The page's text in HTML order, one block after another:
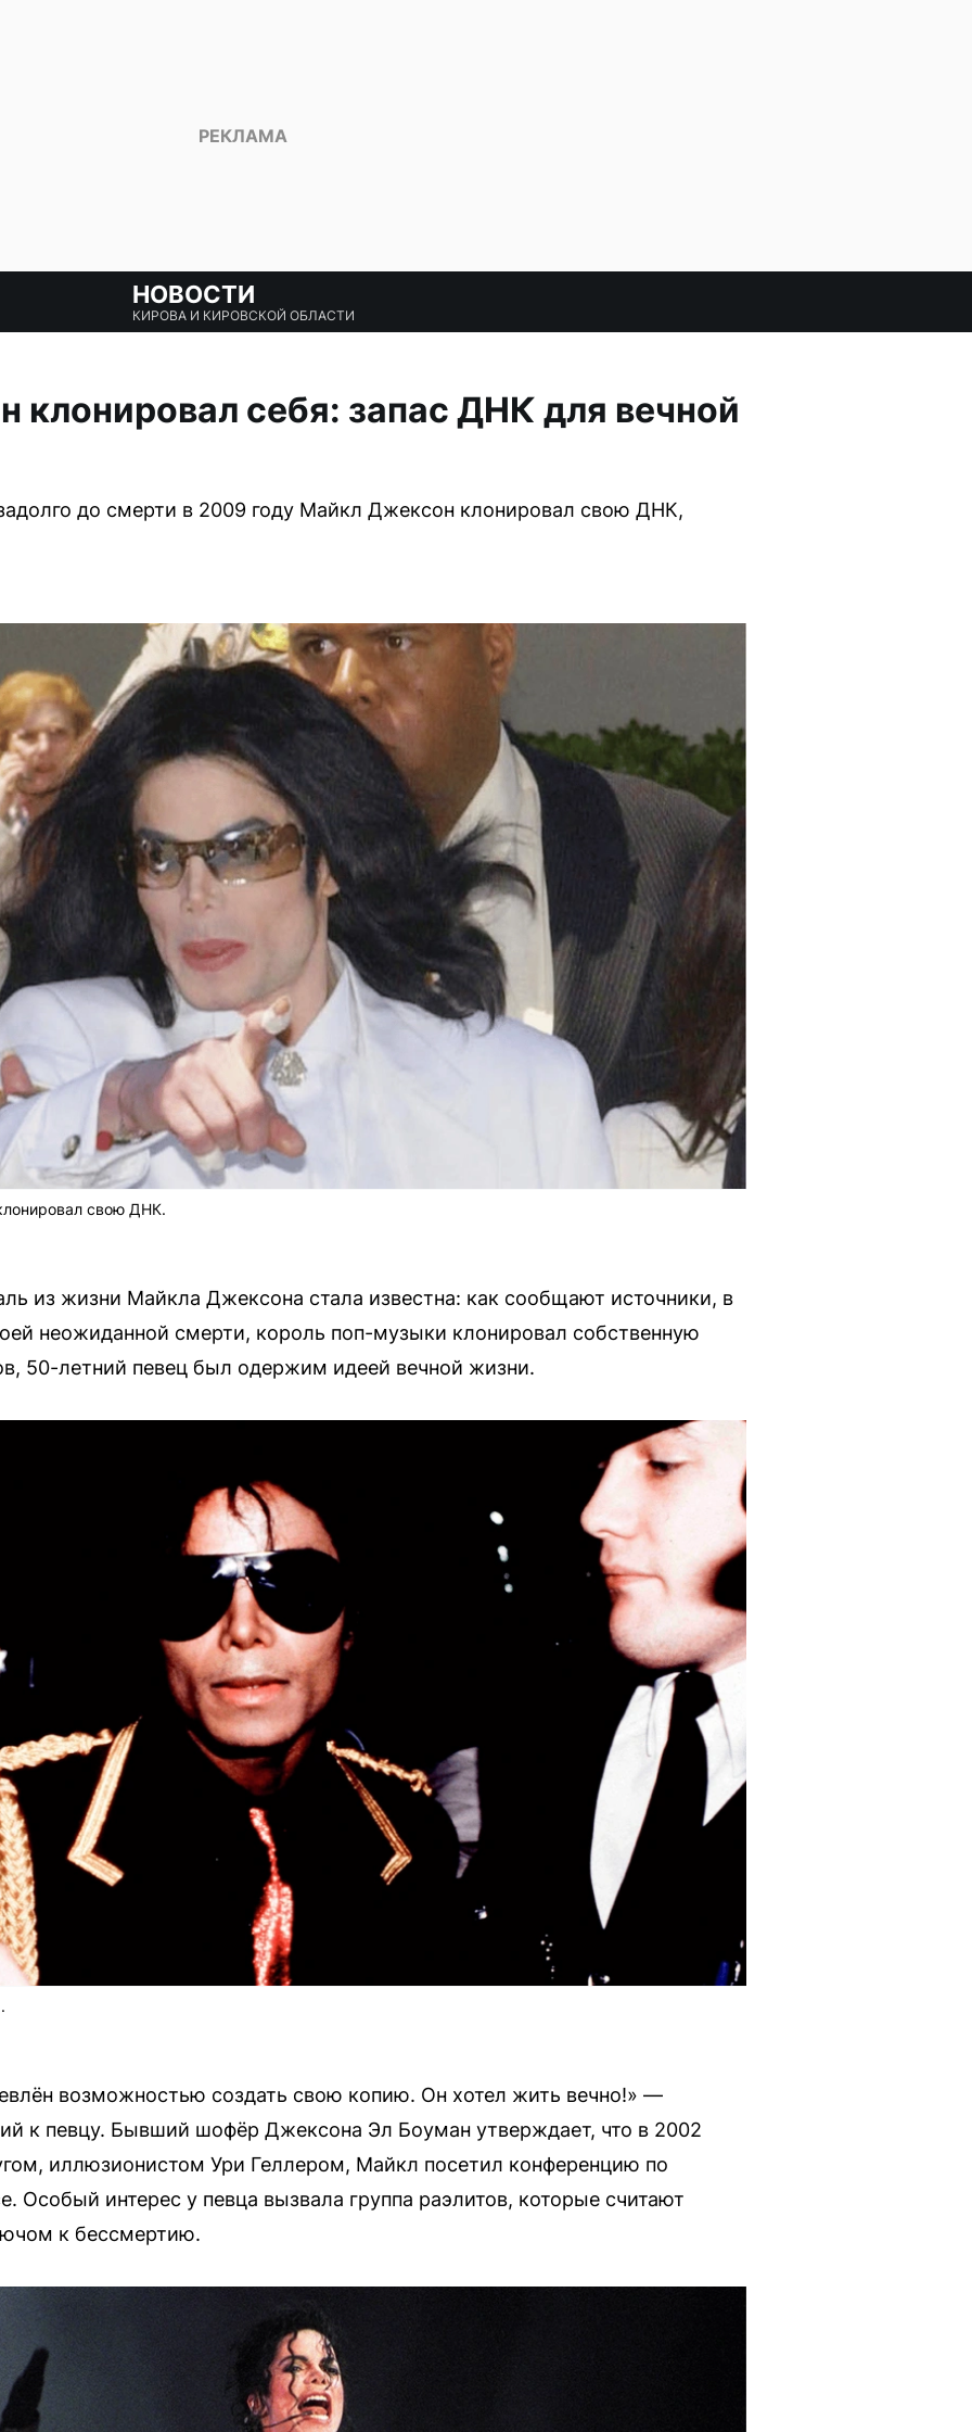
НОВОСТИ
КИРОВА И КИРОВСКОЙ ОБЛАСТИ
клонировал себя: запас ДНК для вечной
до смерти в 2009 году Майкл Джексон клонировал свою ДНК,
свою ДНК.
из жизни Майкла Джексона стала известна: как сообщают источники, в
неожиданной смерти, король поп-музыки клонировал собственную
50-летний певец был одержим идеей вечной жизни.
возможностью создать свою копию. Он хотел жить вечно!» —
к певцу. Бывший шофёр Джексона Эл Боуман утверждает, что в 2002
иллюзионистом Ури Геллером, Майкл посетил конференцию по
Особый интерес у певца вызвала группа раэлитов, которые считают
к бессмертию.